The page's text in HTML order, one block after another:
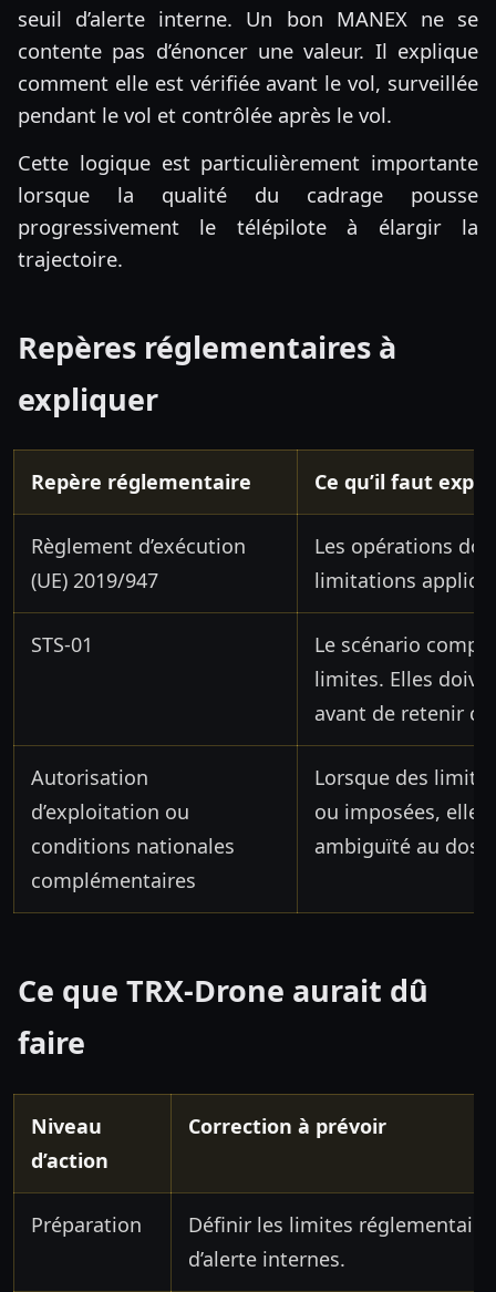
seuil d’alerte interne. Un bon MANEX ne se
contente pas d’énoncer une valeur. Il explique
comment elle est vérifiée avant le vol, surveillée
pendant le vol et contrôlée après le vol.
Cette logique est particulièrement importante
lorsque la qualité du cadrage pousse
progressivement le télépilote à élargir la
trajectoire.
Repères réglementaires à
expliquer
Repère réglementaire Ce qu’il faut
Règlement d’exécution
(UE) 2019/947
Les opérations
limitations
STS-01
Le scénario
limites. Elles
avant de retenir ce
Autorisation
d’exploitation ou
conditions nationales
complémentaires
Lorsque des
ou imposées,
ambiguïté au
Ce que TRX-Drone aurait dû
faire
Niveau
d’action
Correction à prévoir
Préparation
Définir les limites
d’alerte internes.